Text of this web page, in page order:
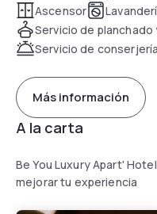
Ascensor
Servicio de planchado
Servicio de conserjería
Más información
A la carta
Be You Luxury Apart'
mejorar tu experiencia